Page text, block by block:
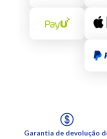
Garantia de devolução